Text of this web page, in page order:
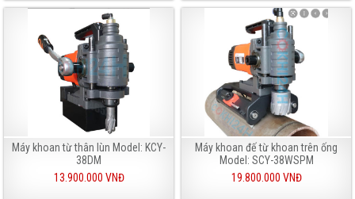
Máy khoan từ thân lùn Model: KCY-
38DM
13.900.000 VNĐ
Máy khoan đế từ khoan trên ống
Model: SCY-38WSPM
19.800.000 VNĐ